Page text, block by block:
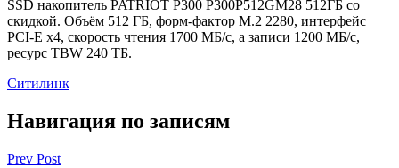
SSD накопитель PATRIOT P300 P300P512GM28 512ГБ со
скидкой. Объём 512 ГБ, форм-фактор M.2 2280, интерфейс
PCI-E x4, скорость чтения 1700 МБ/с, а записи 1200 МБ/с,
ресурс TBW 240 ТБ.
Ситилинк
Навигация по записям
Prev Post